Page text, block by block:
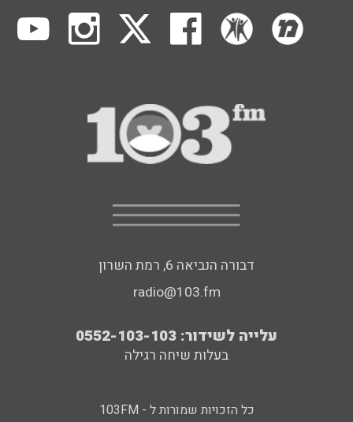
דבורה הנביאה 6, רמת השרון
radio@103.fm
עלייה לשידור: 0552-103-103
בעלות שיחה רגילה
כל הזכויות שמורות ל - 103FM